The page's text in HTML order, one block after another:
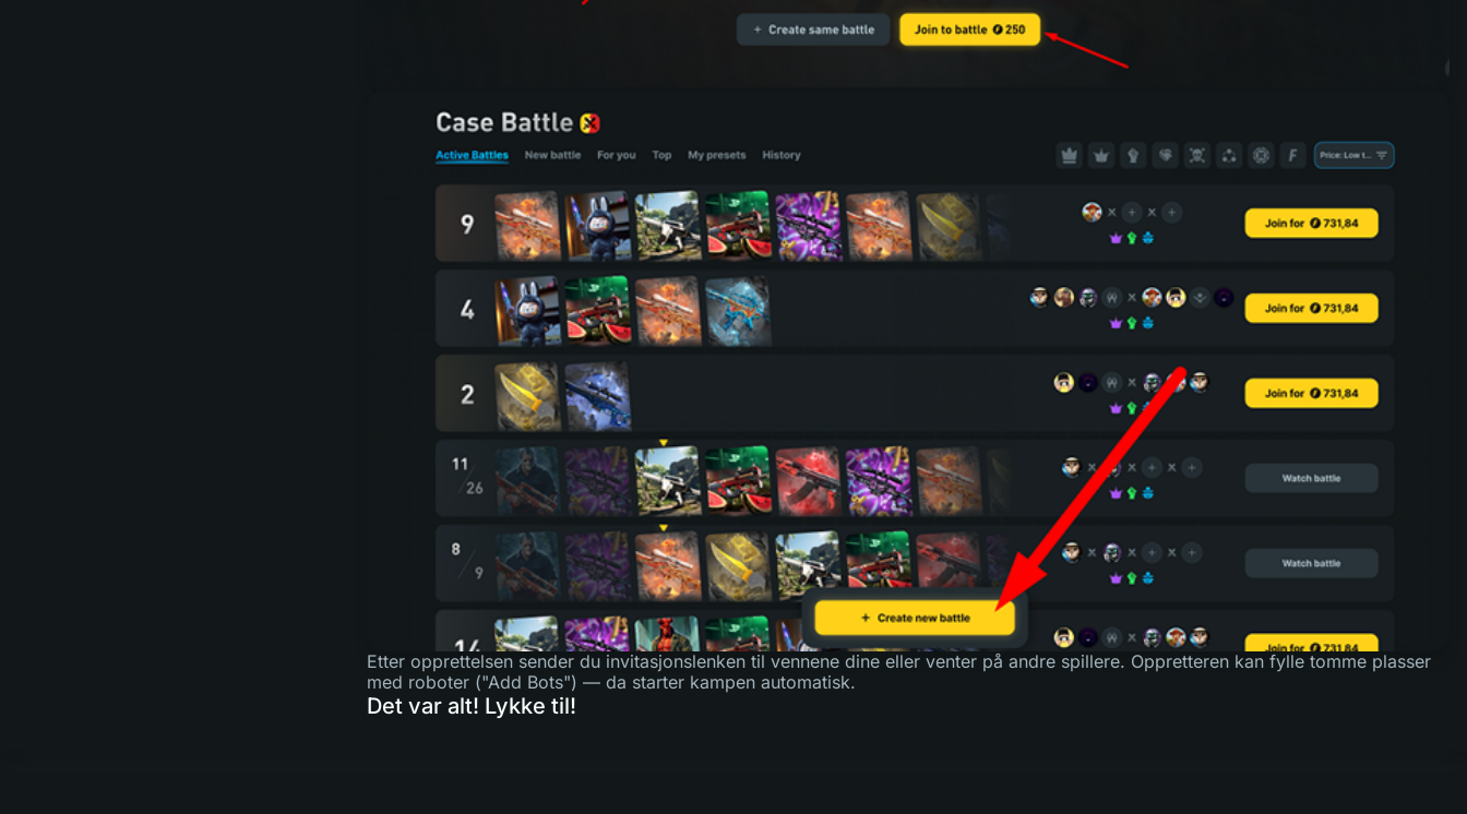
Etter opprettelsen sender du invitasjonslenken til vennene dine eller venter på andre spillere. Oppretteren kan fylle tomme plasser
med roboter ("Add Bots") — da starter kampen automatisk.
Det var alt! Lykke til!